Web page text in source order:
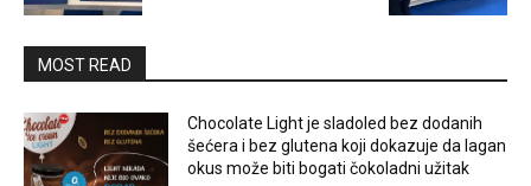
MOST READ
Chocolate Light je sladoled bez dodanih
šećera i bez glutena koji dokazuje da lagan
okus može biti bogati čokoladni užitak